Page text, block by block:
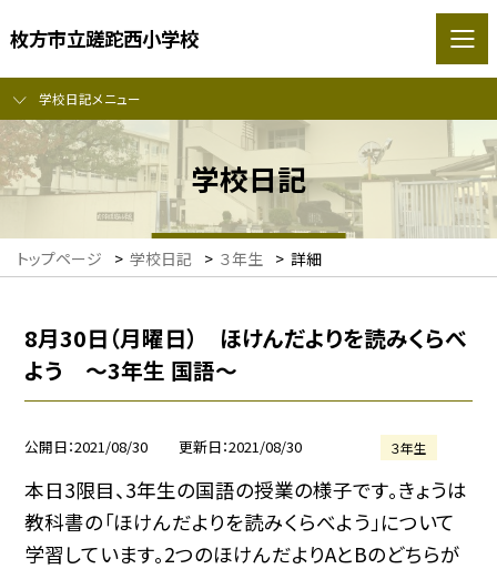
枚方市立蹉跎西小学校
学校日記メニュー
学校日記
トップページ > 学校日記 > ３年生 > 詳細
8月30日（月曜日） ほけんだよりを読みくらべ
よう 〜3年生 国語〜
公開日 2021/08/30 更新日 2021/08/30 ３年生
本日3限目、3年生の国語の授業の様子です。きょうは
教科書の「ほけんだよりを読みくらべよう」について
学習しています。2つのほけんだよりAとBのどちらが